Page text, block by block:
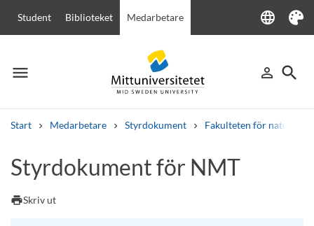
Student Biblioteket Medarbetare language
Language
Tema
menu
Meny person_outline
Logga in
search
Sök
Start Medarbetare Styrdokument Fakulteten för
Andra söktjänster
Kurser och program
Styrdokument för NMT
printSkriv ut